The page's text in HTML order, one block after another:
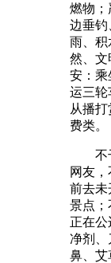
燃物；
边垂钓
雨、积
然、文
安：乘
运三轮
从播
费类。
不干
网友
前去未
景点；
正在
净剂、
鼻、艾